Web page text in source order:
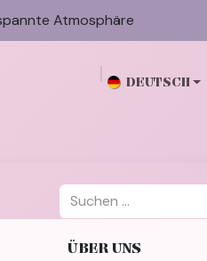
Atmosphäre
DEUTSCH
ÜBER UNS